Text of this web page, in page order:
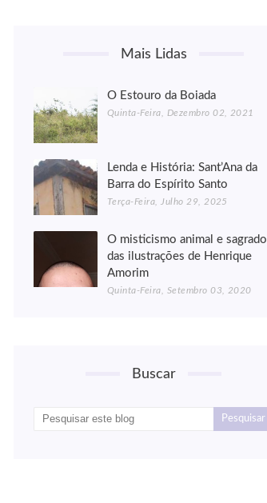
Mais Lidas
O Estouro da Boiada
Quinta-Feira, Dezembro 02, 2021
Lenda e História: Sant’Ana da
Barra do Espírito Santo
Terça-Feira, Julho 29, 2025
O misticismo animal e sagrado
das ilustrações de Henrique
Amorim
Quinta-Feira, Setembro 03, 2020
Buscar